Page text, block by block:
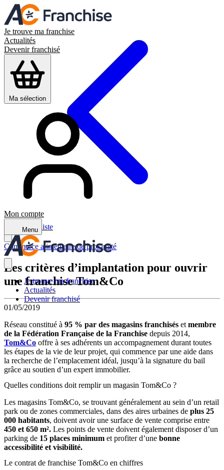
Je trouve ma franchise
Actualités
Devenir franchisé
Ma sélection
Mon compte
Menu
Je trouve ma franchise
Actualités
Devenir franchisé
Retour à la liste
Commerce alimentaire de proximité
Les critères d’implantation pour ouvrir
une franchise Tom&Co
01/05/2019
Réseau constitué à 95 % par des magasins franchisés et membre
de la Fédération Française de la Franchise depuis 2014,
Tom&Co offre à ses adhérents un accompagnement durant toutes
les étapes de la vie de leur projet, qui commence par une aide dans
la recherche de l’emplacement idéal, jusqu’à la signature du bail
grâce au soutien d’un expert immobilier.
Quelles conditions doit remplir un magasin Tom&Co ?
Les magasins Tom&Co, se trouvant généralement au sein d’un retail
park ou de zones commerciales, dans des aires urbaines de plus 25
000 habitants, doivent avoir une surface de vente comprise entre
450 et 650 m². Les points de vente doivent également disposer d’un
parking de 15 places minimum et profiter d’une bonne
accessibilité et visibilité.
Le contrat de franchise Tom&Co en chiffres